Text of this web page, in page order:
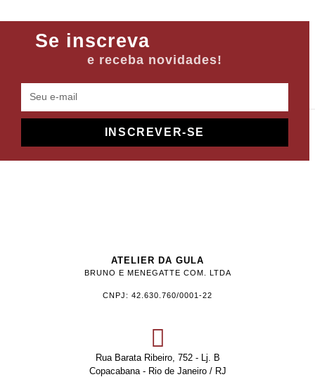
Se inscreva
e receba novidades!
INSCREVER-SE
ATELIER DA GULA
BRUNO E MENEGATTE COM. LTDA
CNPJ: 42.630.760/0001-22
Rua Barata Ribeiro, 752 - Lj. B
Copacabana - Rio de Janeiro / RJ